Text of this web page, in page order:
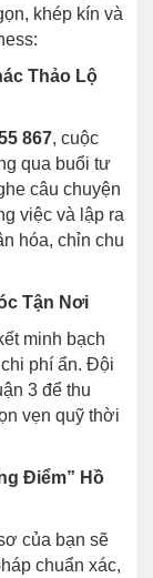
khép kín và
Thảo Lộ
867, cuộc
qua buổi tư
câu chuyện
việc và lập ra
hóa, chỉn chu
Tận Nơi
minh bạch
phí ẩn. Đội
3 để thu
vẹn quỹ thời
Điểm” Hồ
của bạn sẽ
chuẩn xác,